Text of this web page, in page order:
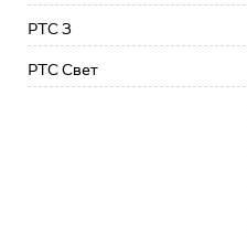
РТС 3
РТС Свет